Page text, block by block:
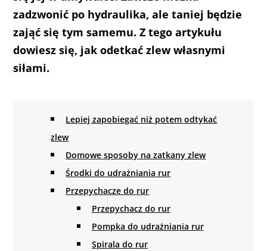
zadzwonić po hydraulika, ale taniej będzie
zająć się tym samemu. Z tego artykułu
dowiesz się, jak odetkać zlew własnymi
siłami.
Lepiej zapobiegać niż potem odtykać
zlew
Domowe sposoby na zatkany zlew
Środki do udrażniania rur
Przepychacze do rur
Przepychacz do rur
Pompka do udrażniania rur
Spirala do rur